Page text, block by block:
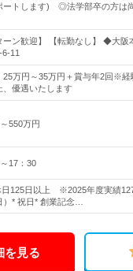
ートします) ◎法学部卒の方は
ーン歓迎】 【転勤なし】 ◆大阪
6-11
万円～35万円＋賞与年2回※経
、優遇いたします
550万円
17：30
日125日以上 ※2025年度実績
）* 祝日* 創業記念…
を見る